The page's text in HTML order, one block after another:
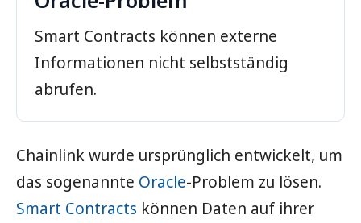
Smart Contracts können externe
Informationen nicht selbstständig
abrufen.
Chainlink wurde ursprünglich entwickelt, um
das sogenannte Oracle-Problem zu lösen.
Smart Contracts können Daten auf ihrer